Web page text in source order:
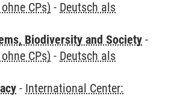
CPs) - Deutsch als
Biodiversity and Society -
CPs) - Deutsch als
- International Center: